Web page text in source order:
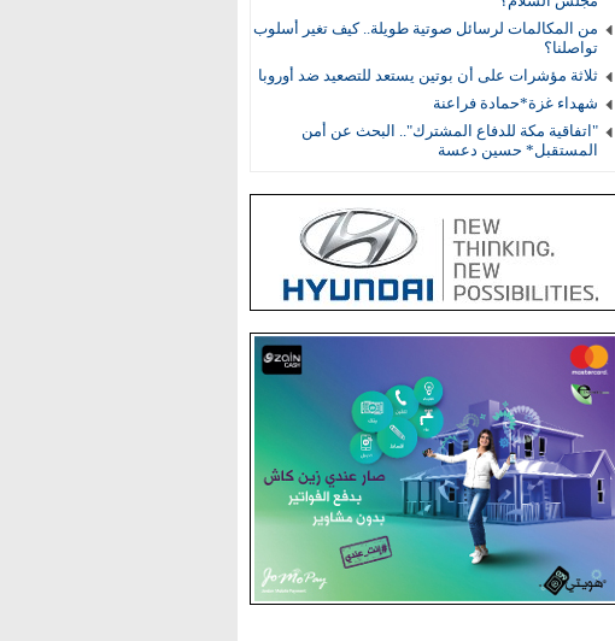
من المكالمات لرسائل صوتية طويلة.. كيف تغير أسلوب
تواصلنا؟
ثلاثة مؤشرات على أن بوتين يستعد للتصعيد ضد أوروبا
شهداء غزة*حمادة فراعنة
"اتفاقية مكة للدفاع المشترك".. البحث عن أمن
المستقبل* حسين دعسة